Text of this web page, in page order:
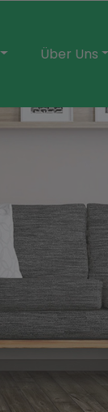
Über Uns